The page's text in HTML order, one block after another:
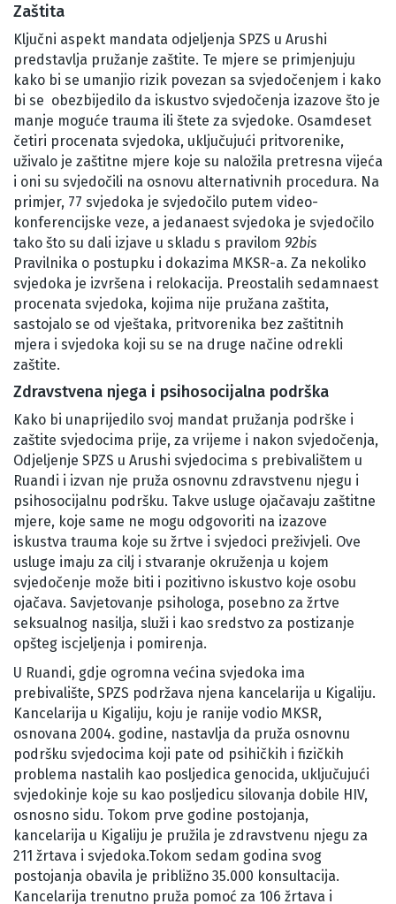
Zaštita
Ključni aspekt mandata odjeljenja SPZS u Arushi
predstavlja pružanje zaštite. Te mjere se primjenjuju
kako bi se umanjio rizik povezan sa svjedočenjem i kako
bi se obezbijedilo da iskustvo svjedočenja izazove što je
manje moguće trauma ili štete za svjedoke. Osamdeset
četiri procenata svjedoka, uključujući pritvorenike,
uživalo je zaštitne mjere koje su naložila pretresna vijeća
i oni su svjedočili na osnovu alternativnih procedura. Na
primjer, 77 svjedoka je svjedočilo putem video-
konferencijske veze, a jedanaest svjedoka je svjedočilo
tako što su dali izjave u skladu s pravilom 92bis
Pravilnika o postupku i dokazima MKSR-a. Za nekoliko
svjedoka je izvršena i relokacija. Preostalih sedamnaest
procenata svjedoka, kojima nije pružana zaštita,
sastojalo se od vještaka, pritvorenika bez zaštitnih
mjera i svjedoka koji su se na druge načine odrekli
zaštite.
Zdravstvena njega i psihosocijalna podrška
Kako bi unaprijedilo svoj mandat pružanja podrške i
zaštite svjedocima prije, za vrijeme i nakon svjedočenja,
Odjeljenje SPZS u Arushi svjedocima s prebivalištem u
Ruandi i izvan nje pruža osnovnu zdravstvenu njegu i
psihosocijalnu podršku. Takve usluge ojačavaju zaštitne
mjere, koje same ne mogu odgovoriti na izazove
iskustva trauma koje su žrtve i svjedoci preživjeli. Ove
usluge imaju za cilj i stvaranje okruženja u kojem
svjedočenje može biti i pozitivno iskustvo koje osobu
ojačava. Savjetovanje psihologa, posebno za žrtve
seksualnog nasilja, služi i kao sredstvo za postizanje
opšteg iscjeljenja i pomirenja.
U Ruandi, gdje ogromna većina svjedoka ima
prebivalište, SPZS podržava njena kancelarija u Kigaliju.
Kancelarija u Kigaliju, koju je ranije vodio MKSR,
osnovana 2004. godine, nastavlja da pruža osnovnu
podršku svjedocima koji pate od psihičkih i fizičkih
problema nastalih kao posljedica genocida, uključujući
svjedokinje koje su kao posljedicu silovanja dobile HIV,
osnosno sidu. Tokom prve godine postojanja,
kancelarija u Kigaliju je pružila je zdravstvenu njegu za
211 žrtava i svjedoka.Tokom sedam godina svog
postojanja obavila je približno 35.000 konsultacija.
Kancelarija trenutno pruža pomoć za 106 žrtava i